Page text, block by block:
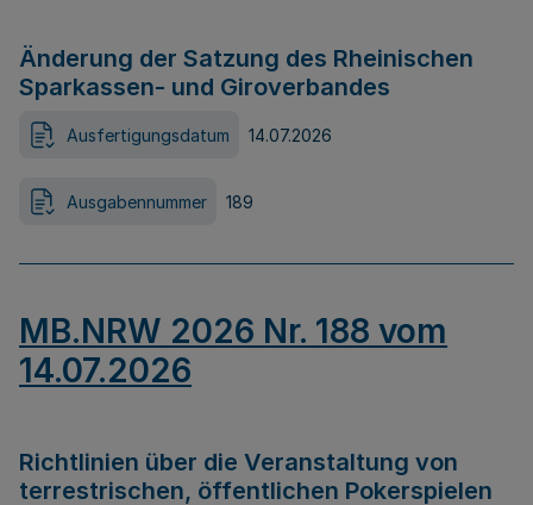
Änderung der Satzung des Rheinischen
Sparkassen- und Giroverbandes
Ausfertigungsdatum 14.07.2026
Ausgabennummer 189
MB.NRW 2026 Nr. 188 vom
14.07.2026
Richtlinien über die Veranstaltung von
terrestrischen, öffentlichen Pokerspielen